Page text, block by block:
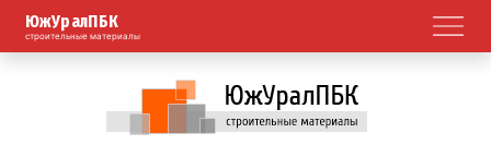
ЮжУралПБК
строительные материалы